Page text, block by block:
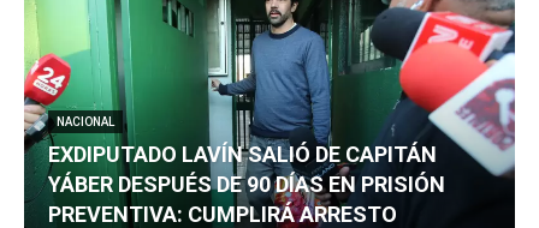
NACIONAL
EXDIPUTADO LAVÍN SALIÓ DE CAPITÁN
YÁBER DESPUÉS DE 90 DÍAS EN PRISIÓN
PREVENTIVA: CUMPLIRÁ ARRESTO